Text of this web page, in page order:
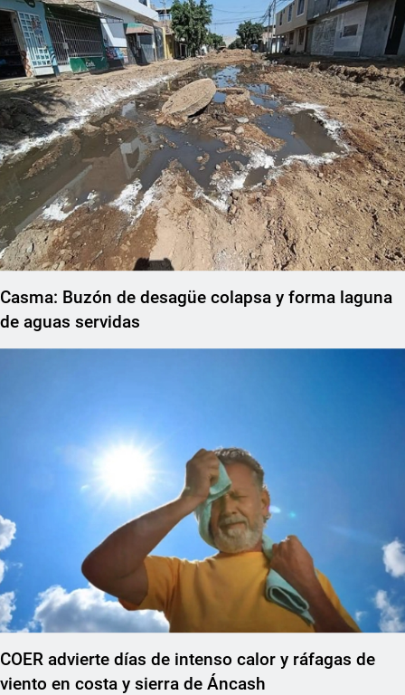
Casma: Buzón de desagüe colapsa y forma laguna
de aguas servidas
COER advierte días de intenso calor y ráfagas de
viento en costa y sierra de Áncash